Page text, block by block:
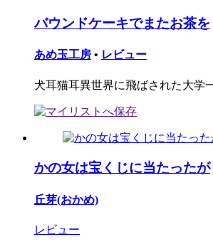
バウンドケーキでまたお茶を
あめ玉工房 • レビュー
犬耳猫耳異世界に飛ばされた大学
かの女は宝くじに当たったが
丘芽(おかめ)
レビュー